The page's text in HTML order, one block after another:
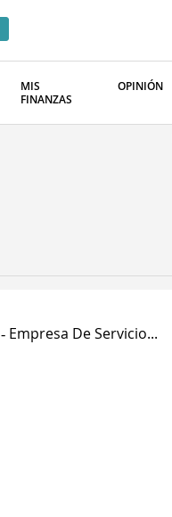
MIS
FINANZAS
OPINIÓN
- Empresa De Servicio...